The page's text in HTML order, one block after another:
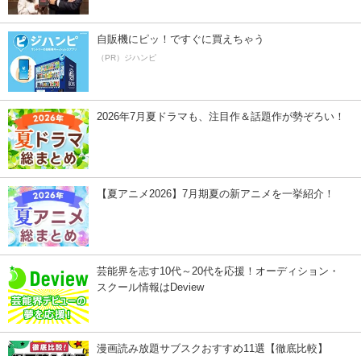
自販機にピッ！ですぐに買えちゃう
（PR）ジハンピ
2026年7月夏ドラマも、注目作＆話題作が勢ぞろい！
【夏アニメ2026】7月期夏の新アニメを一挙紹介！
芸能界を志す10代～20代を応援！オーディション・
スクール情報はDeview
漫画読み放題サブスクおすすめ11選【徹底比較】